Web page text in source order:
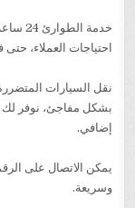
خدمة
احتياجات العملاء،
نقل السيارات
بشكل مفاجئ، نوفر لك
إضافي.
وسريعة.